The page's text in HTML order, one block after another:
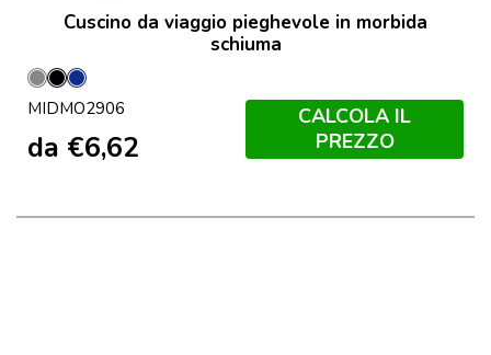
Cuscino da viaggio pieghevole in morbida
schiuma
Grigio
NeroFrancese
Navy
MIDMO2906
da €6,62
CALCOLA IL
PREZZO